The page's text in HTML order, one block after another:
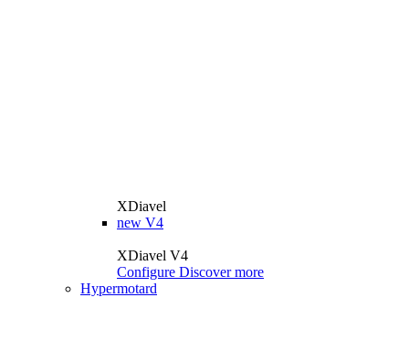
XDiavel
new V4
XDiavel V4
Configure Discover more
Hypermotard